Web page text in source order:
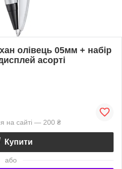
олівець 05мм + набір
асорті
на сайті — 200 ₴
Купити
або